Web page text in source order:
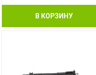
В КОРЗИНУ